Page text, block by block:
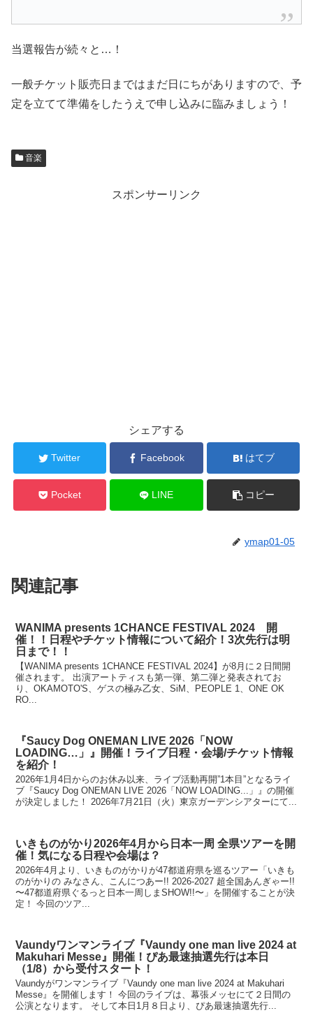
当選報告が続々と…！
一般チケット販売日まではまだ日にちがありますので、予
定を立てて準備をしたうえで申し込みに臨みましょう！
音楽
スポンサーリンク
シェアする
Twitter Facebook はてブ
Pocket LINE コピー
ymap01-05
関連記事
WANIMA presents 1CHANCE FESTIVAL 2024 開
催！！日程やチケット情報について紹介！3次先行は明
日まで！！
【WANIMA presents 1CHANCE FESTIVAL 2024】が8月に２日間開
催されます。 出演アートティスも第一弾、第二弾と発表されてお
り、OKAMOTO'S、ゲスの極み乙女、SiM、PEOPLE 1、ONE OK
RO...
『Saucy Dog ONEMAN LIVE 2026「NOW
LOADING…」』開催！ライブ日程・会場/チケット情報
を紹介！
2026年1月4日からのお休み以来、ライブ活動再開”1本目”となるライ
ブ『Saucy Dog ONEMAN LIVE 2026「NOW LOADING...」』の開催
が決定しました！ 2026年7月21日（火）東京ガーデンシアターにて...
いきものがかり2026年4月から日本一周 全県ツアーを開
催！気になる日程や会場は？
2026年4月より、いきものがかりが47都道府県を巡るツアー「いきも
のがかりの みなさん、こんにつあー!! 2026-2027 超全国あんぎゃー!!
〜47都道府県ぐるっと日本一周しまSHOW!!〜」を開催することが決
定！ 今回のツア...
Vaundyワンマンライブ『Vaundy one man live 2024 at
Makuhari Messe』開催！ぴあ最速抽選先行は本日
（1/8）から受付スタート！
Vaundyがワンマンライブ『Vaundy one man live 2024 at Makuhari
Messe』を開催します！ 今回のライブは、幕張メッセにて２日間の
公演となります。 そして本日1月８日より、ぴあ最速抽選先行...